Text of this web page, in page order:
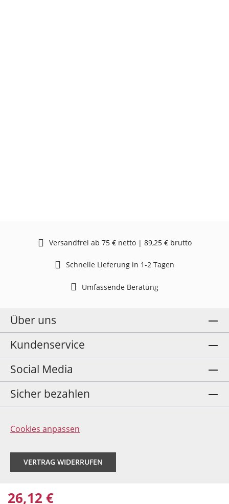
26,12 €
Versandfrei ab 75 € netto | 89,25 € brutto
Schnelle Lieferung in 1-2 Tagen
Umfassende Beratung
Über uns
Kundenservice
Social Media
Sicher bezahlen
Cookies anpassen
VERTRAG WIDERRUFEN